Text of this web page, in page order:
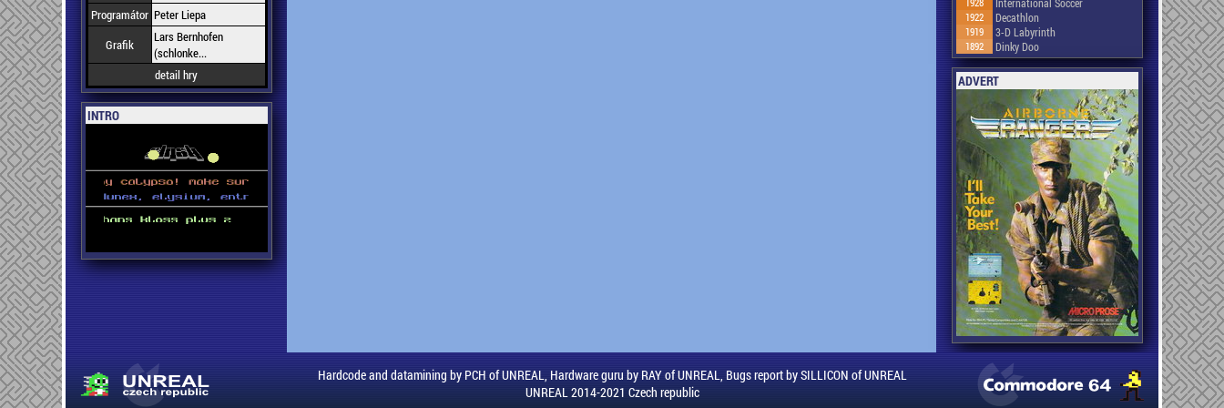
Programátor Peter Liepa
Grafik
Lars Bernhofen
(schlonke...
detail hry
INTRO
International Soccer
1922 Decathlon
1919 3-D Labyrinth
1892 Dinky Doo
ADVERT
Hardcode and datamining by PCH of UNREAL, Hardware guru by RAY of UNREAL, Bugs report by SILLICON of UNREAL
UNREAL 2014-2021 Czech republic